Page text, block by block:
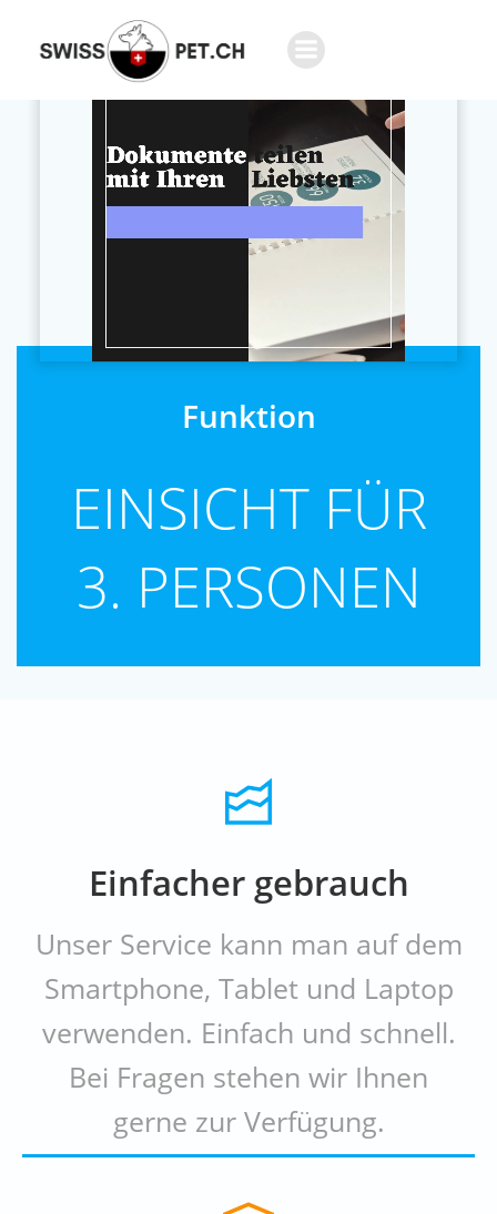
Funktion
EINSICHT FÜR
3. PERSONEN
Einfacher gebrauch
Unser Service kann man auf dem
Smartphone, Tablet und Laptop
verwenden. Einfach und schnell.
Bei Fragen stehen wir Ihnen
gerne zur Verfügung.